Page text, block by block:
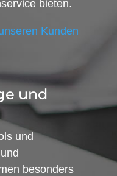
bieten.
Kunden
und
und
besonders